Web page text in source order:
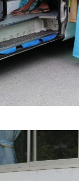
รรณบุรี
ระจำปี ของ อบจ.สุ
ณบุรี
รรณบุรี
นผลแผนพัฒนาท้อง
จ